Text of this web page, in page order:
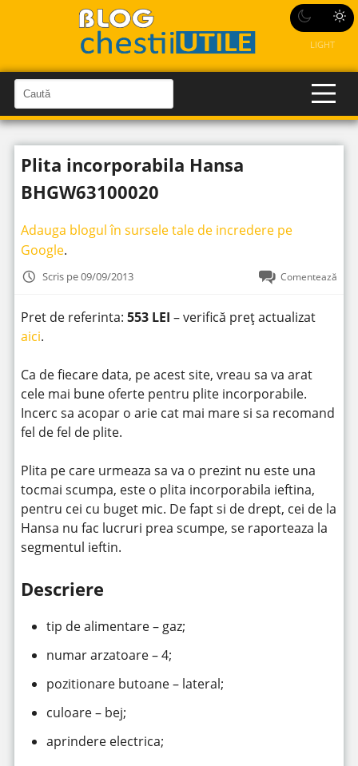
LIGHT
a
u
t
C
a
u
î
n
i
t
Plita incorporabila Hansa
BHGW63100020
Adauga blogul în sursele tale de incredere pe
Google.
Scris pe 09/09/2013 Comentează
Pret de referinta: 553 LEI – verifică preț actualizat
aici.
Ca de fiecare data, pe acest site, vreau sa va arat
cele mai bune oferte pentru plite incorporabile.
Incerc sa acopar o arie cat mai mare si sa recomand
fel de fel de plite.
Plita pe care urmeaza sa va o prezint nu este una
tocmai scumpa, este o plita incorporabila ieftina,
pentru cei cu buget mic. De fapt si de drept, cei de la
Hansa nu fac lucruri prea scumpe, se raporteaza la
segmentul ieftin.
Descriere
tip de alimentare – gaz;
numar arzatoare – 4;
pozitionare butoane – lateral;
culoare – bej;
aprindere electrica;